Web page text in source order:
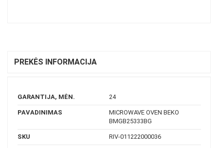
PREKĖS INFORMACIJA
GARANTIJA, MĖN. 24
PAVADINIMAS
MICROWAVE OVEN BEKO
BMGB25333BG
SKU RIV-011222000036